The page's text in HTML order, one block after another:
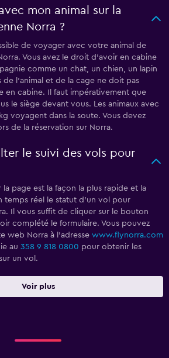
mon animal sur la
Norra ?
de voyager avec votre animal de
Vous avez le droit d'avoir en cabine
comme un chat, un chien, un lapin
l'animal et de la cage ne doit pas
en cabine. Il faut impérativement que
le siège devant vous. Les animaux avec
voyagent dans la soute. Vous devez
de la réservation sur Norra.
le suivi des vols pour
la page est la façon la plus rapide et la
temps réel le statut d'un vol pour
Il vous suffit de cliquer sur le bouton
complété le formulaire. Vous pouvez
web Norra à l'adresse www.flynorra.com
au 358 9 818 0800 pour obtenir les
un vol.
Voir plus